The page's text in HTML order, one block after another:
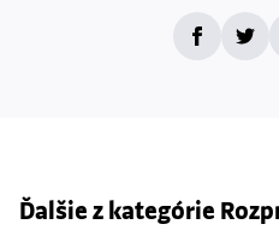
Ďalšie z kategórie